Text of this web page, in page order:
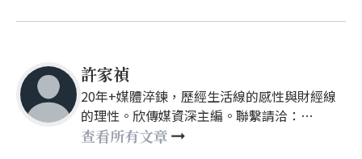
許家禎
20年+媒體淬鍊，歷經生活線的感性與財經線
的理性。欣傳媒資深主編。聯繫請洽：
nellyhsu@xinmedia.com
查看所有文章